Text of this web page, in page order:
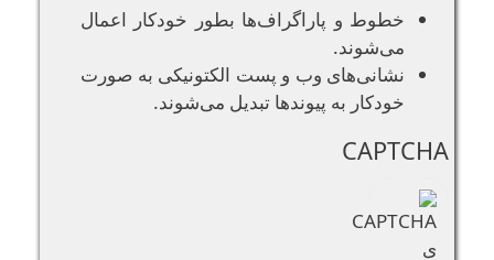
خطوط و پاراگراف‌ها بطور خودکار اعمال
می‌شوند.
نشانی‌های وب و پست الکتونیکی به صورت
خودکار به پیوند‌ها تبدیل می‌شوند.
CAPTCHA